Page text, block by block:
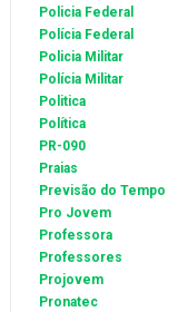
Policia Federal
Polícia Federal
Policia Militar
Polícia Militar
Politica
Política
PR-090
Praias
Previsão do Tempo
Pro Jovem
Professora
Professores
Projovem
Pronatec